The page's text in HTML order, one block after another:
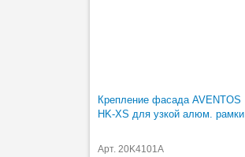
Крепление фасада AVENTOS
HK-XS для узкой алюм. рамки
Арт. 20K4101A